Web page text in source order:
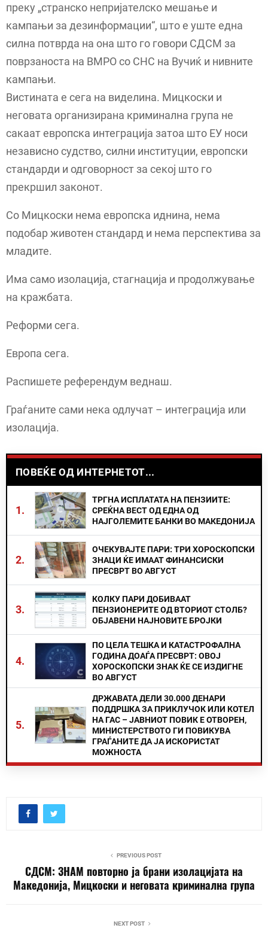
преку „странско непријателско мешање и
кампањи за дезинформации“, што е уште една
силна потврда на она што го говори СДСМ за
поврзаноста на ВМРО со СНС на Вучиќ и нивните
кампањи.
Вистината е сега на виделина. Мицкоски и
неговата организирана криминална група не
сакаат европска интеграција затоа што ЕУ носи
независно судство, силни институции, европски
стандарди и одговорност за секој што го
прекршил законот.
Со Мицкоски нема европска иднина, нема
подобар животен стандард и нема перспектива за
младите.
Има само изолација, стагнација и продолжување
на кражбата.
Реформи сега.
Европа сега.
Распишете референдум веднаш.
Граѓаните сами нека одлучат – интеграција или
изолација.
ПОВЕЌЕ ОД ИНТЕРНЕТОТ...
1.
ТРГНА ИСПЛАТАТА НА ПЕНЗИИТЕ:
СРЕЌНА ВЕСТ ОД ЕДНА ОД
НАЈГОЛЕМИТЕ БАНКИ ВО МАКЕДОНИЈА
2.
ОЧЕКУВАЈТЕ ПАРИ: ТРИ ХОРОСКОПСКИ
ЗНАЦИ ЌЕ ИМААТ ФИНАНСИСКИ
ПРЕСВРТ ВО АВГУСТ
3.
КОЛКУ ПАРИ ДОБИВААТ
ПЕНЗИОНЕРИТЕ ОД ВТОРИОТ СТОЛБ?
ОБЈАВЕНИ НАЈНОВИТЕ БРОЈКИ
4.
ПО ЦЕЛА ТЕШКА И КАТАСТРОФАЛНА
ГОДИНА ДОАЃА ПРЕСВРТ: ОВОЈ
ХОРОСКОПСКИ ЗНАК ЌЕ СЕ ИЗДИГНЕ
ВО АВГУСТ
5.
ДРЖАВАТА ДЕЛИ 30.000 ДЕНАРИ
ПОДДРШКА ЗА ПРИКЛУЧОК ИЛИ КОТЕЛ
НА ГАС – ЈАВНИОТ ПОВИК Е ОТВОРЕН,
МИНИСТЕРСТВОТО ГИ ПОВИКУВА
ГРАЃАНИТЕ ДА ЈА ИСКОРИСТАТ
МОЖНОСТА
PREVIOUS POST
СДСМ: ЗНАМ повторно ја брани изолацијата на
Македонија, Мицкоски и неговата криминална група
NEXT POST